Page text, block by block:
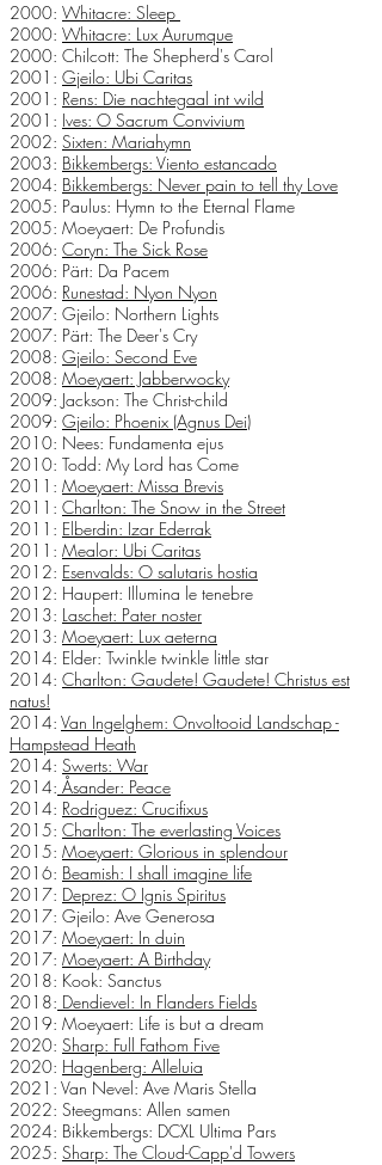
2000: Whitacre: Sleep
2000: Whitacre: Lux Aurumque
2000: Chilcott: The Shepherd's Carol
2001: Gjeilo: Ubi Caritas
2001: Rens: Die nachtegaal int wild
2001: Ives: O Sacrum Convivium
2002: Sixten: Mariahymn
2003: Bikkembergs: Viento estancado
2004: Bikkembergs: Never pain to tell thy Love
2005: Paulus: Hymn to the Eternal Flame
2005: Moeyaert: De Profundis
2006: Coryn: The Sick Rose
2006: Pärt: Da Pacem
2006: Runestad: Nyon Nyon
2007: Gjeilo: Northern Lights
2007: Pärt: The Deer's Cry
2008: Gjeilo: Second Eve
2008: Moeyaert: Jabberwocky
2009: Jackson: The Christ-child
2009: Gjeilo: Phoenix (Agnus Dei)
2010: Nees: Fundamenta ejus
2010: Todd: My Lord has Come
2011: Moeyaert: Missa Brevis
2011: Charlton: The Snow in the Street
2011: Elberdin: Izar Ederrak
2011: Mealor: Ubi Caritas
2012: Esenvalds: O salutaris hostia
2012: Haupert: Illumina le tenebre
2013: Laschet: Pater noster
2013: Moeyaert: Lux aeterna
2014: Elder: Twinkle twinkle little star
2014: Charlton: Gaudete! Gaudete! Christus est
natus!
2014: Van Ingelghem: Onvoltooid Landschap -
Hampstead Heath
2014: Swerts: War
2014: Åsander: Peace
2014: Rodriguez: Crucifixus
2015: Charlton: The everlasting Voices
2015: Moeyaert: Glorious in splendour
2016: Beamish: I shall imagine life
2017: Deprez: O Ignis Spiritus
2017: Gjeilo: Ave Generosa
2017: Moeyaert: In duin
2017: Moeyaert: A Birthday
2018: Kook: Sanctus
2018: Dendievel: In Flanders Fields
2019: Moeyaert: Life is but a dream
2020: Sharp: Full Fathom Five
2020: Hagenberg: Alleluia
2021: Van Nevel: Ave Maris Stella
2022: Steegmans: Allen samen
2024: Bikkembergs: DCXL Ultima Pars
2025: Sharp: The Cloud-Capp'd Towers